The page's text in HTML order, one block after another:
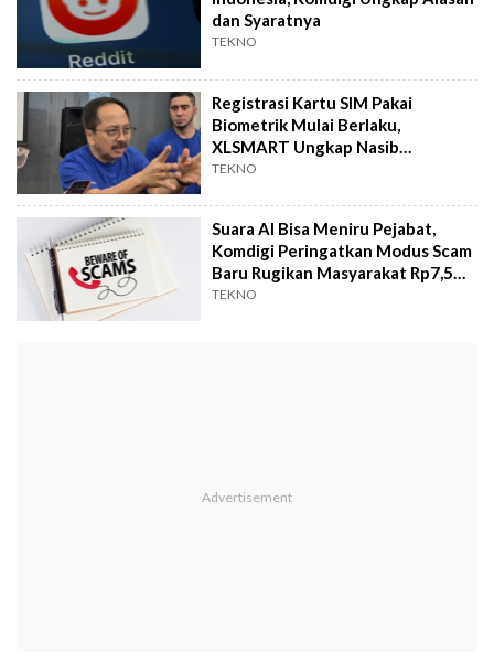
dan Syaratnya
TEKNO
Registrasi Kartu SIM Pakai
Biometrik Mulai Berlaku,
XLSMART Ungkap Nasib
Pelanggan Lama
TEKNO
Suara AI Bisa Meniru Pejabat,
Komdigi Peringatkan Modus Scam
Baru Rugikan Masyarakat Rp7,5
Triliun
TEKNO